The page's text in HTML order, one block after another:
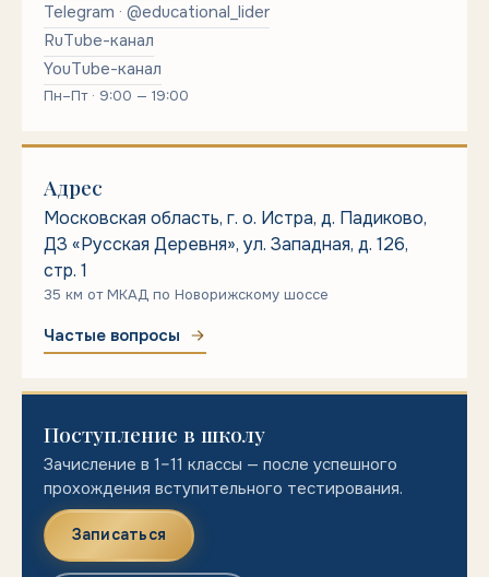
Telegram · @educational_lider
RuTube-канал
YouTube-канал
Пн–Пт · 9:00 — 19:00
Адрес
Московская область, г. о. Истра, д. Падиково,
ДЗ «Русская Деревня», ул. Западная, д. 126,
стр. 1
35 км от МКАД по Новорижскому шоссе
Частые вопросы
Поступление в школу
Зачисление в 1–11 классы — после успешного
прохождения вступительного тестирования.
Записаться